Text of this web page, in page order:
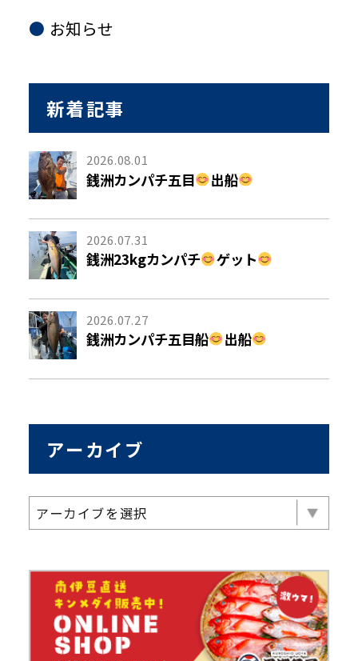
お知らせ
新着記事
2026.08.01
銭洲カンパチ五目 出船
2026.07.31
銭洲23kgカンパチ ゲット
2026.07.27
銭洲カンパチ五目船 出船
アーカイブ
アーカイブを選択